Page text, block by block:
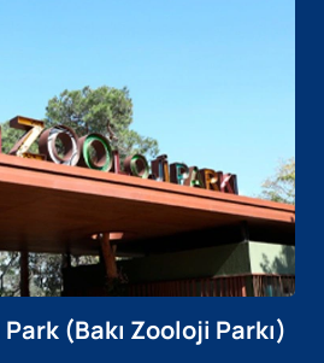
(Bakı Zooloji Parkı)